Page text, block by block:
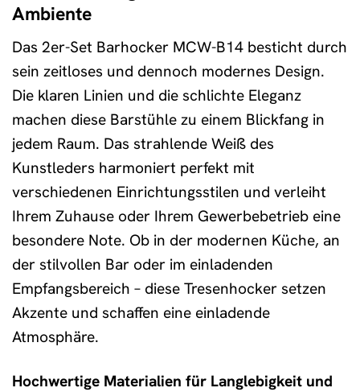
Ambiente
Das 2er-Set Barhocker MCW-B14 besticht durch
sein zeitloses und dennoch modernes Design.
Die klaren Linien und die schlichte Eleganz
machen diese Barstühle zu einem Blickfang in
jedem Raum. Das strahlende Weiß des
Kunstleders harmoniert perfekt mit
verschiedenen Einrichtungsstilen und verleiht
Ihrem Zuhause oder Ihrem Gewerbebetrieb eine
besondere Note. Ob in der modernen Küche, an
der stilvollen Bar oder im einladenden
Empfangsbereich – diese Tresenhocker setzen
Akzente und schaffen eine einladende
Atmosphäre.
Hochwertige Materialien für Langlebigkeit und